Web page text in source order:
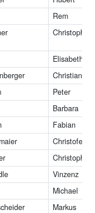
Rem
Christoph
Elisabeth
Christian
Peter
Barbara
Fabian
Christofer
Christoph
Vinzenz
Michael
Markus